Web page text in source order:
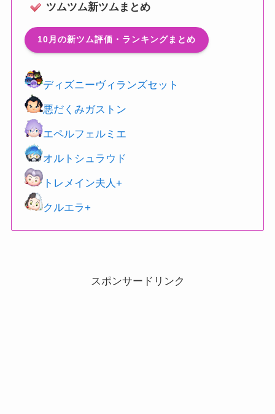
ツムツム新ツムまとめ
10月の新ツム評価・ランキングまとめ
ディズニーヴィランズセット
悪だくみガストン
エペルフェルミエ
オルトシュラウド
トレメイン夫人+
クルエラ+
スポンサードリンク